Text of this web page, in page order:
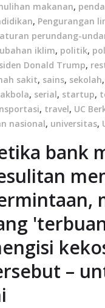
makanan,
, Pengurangan
perundang-
iklim, politik,
Donald Trump,
sakit, sains, sekolah,
, serial, startup,
, travel, UC
nasional, universitas,
bank
–